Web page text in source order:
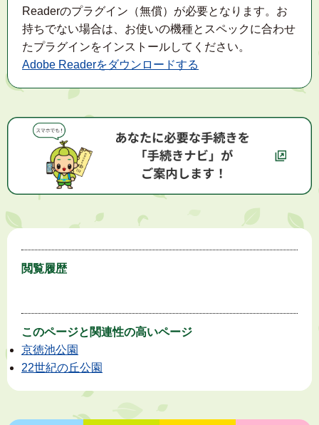
Readerのプラグイン（無償）が必要となります。お
持ちでない場合は、お使いの機種とスペックに合わせ
たプラグインをインストールしてください。
Adobe Readerをダウンロードする
閲覧履歴
このページと 関連性の高いページ
京徳池公園
22世紀の丘公園